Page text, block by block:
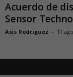
Acuerdo de
Sensor
Asis Rodriguez - 10